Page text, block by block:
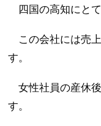
四国の高知にと
この会社には売
す。
女性社員の産休
す。